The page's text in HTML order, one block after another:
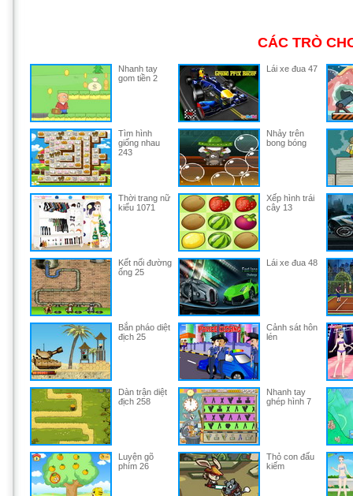
CÁC TRÒ
Nhanh tay
gom tiền 2
Lái xe đua 47
Tìm hình
giống nhau
243
Nhảy trên
bong bóng
Thời trang nữ
kiểu 1071
Xếp hình trái
cây 13
Kết nối đường
ống 25
Lái xe đua 48
Bắn pháo diệt
địch 25
Cảnh sát hôn
lén
Dàn trận diệt
địch 258
Nhanh tay
ghép hình 7
Luyện gõ
phím 26
Thỏ con đấu
kiếm